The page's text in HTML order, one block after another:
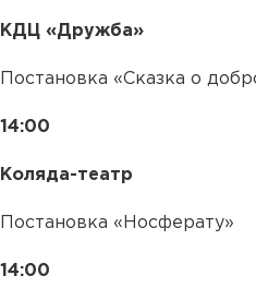
КДЦ «Дружба»
Постановка «Сказка о
14:00
Коляда-театр
Постановка «Носферату»
14:00